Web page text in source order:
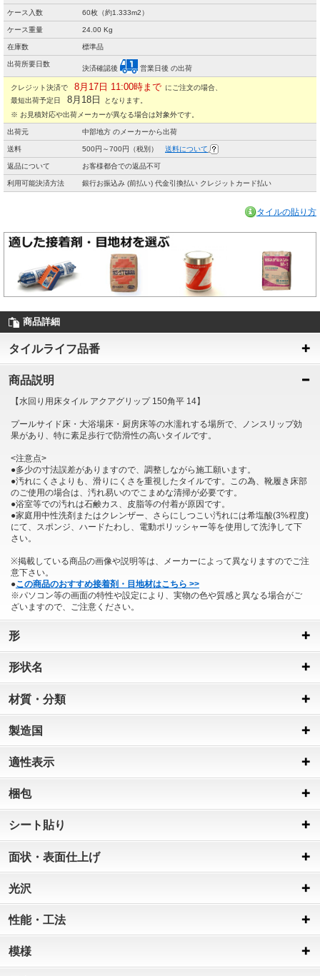
ケース入数 60枚（約1.333m2）
ケース重量 24.00 Kg
在庫数 標準品
出荷所要日数
決済確認後 営業日後 の出荷
クレジット決済で 8月17日 11:00時まで にご注文の場合、
最短出荷予定日
8月18日
となります。
※ お見積対応や出荷メーカーが異なる場合は対象外です。
出荷元 中部地方 のメーカーから出荷
送料 500円～700円（税別） 送料について
返品について お客様都合での返品不可
利用可能決済方法 銀行お振込み (前払い) 代金引換払い クレジットカード払い
タイルの貼り方
商品詳細
タイルライフ品番
商品説明
【水回り用床タイル アクアグリップ 150角平 14】
プールサイド床・大浴場床・厨房床等の水濡れする場所で、ノンスリップ効
果があり、特に素足歩行で防滑性の高いタイルです。
<注意点>
●多少の寸法誤差がありますので、調整しながら施工願います。
●汚れにくさよりも、滑りにくさを重視したタイルです。この為、靴履き床部
のご使用の場合は、汚れ易いのでこまめな清掃が必要です。
●浴室等での汚れは石鹸カス、皮脂等の付着が原因です。
●家庭用中性洗剤またはクレンザー、さらにしつこい汚れには希塩酸(3%程度)
にて、スポンジ、ハードたわし、電動ポリッシャー等を使用して洗浄して下
さい。
※掲載している商品の画像や説明等は、メーカーによって異なりますのでご注
意下さい。
●この商品のおすすめ接着剤・目地材はこちら >>
※パソコン等の画面の特性や設定により、実物の色や質感と異なる場合がご
ざいますので、ご注意ください。
形
形状名
材質・分類
製造国
適性表示
梱包
シート貼り
面状・表面仕上げ
光沢
性能・工法
模様